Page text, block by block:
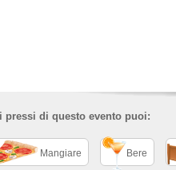
pressi di questo evento puoi:
Mangiare Bere